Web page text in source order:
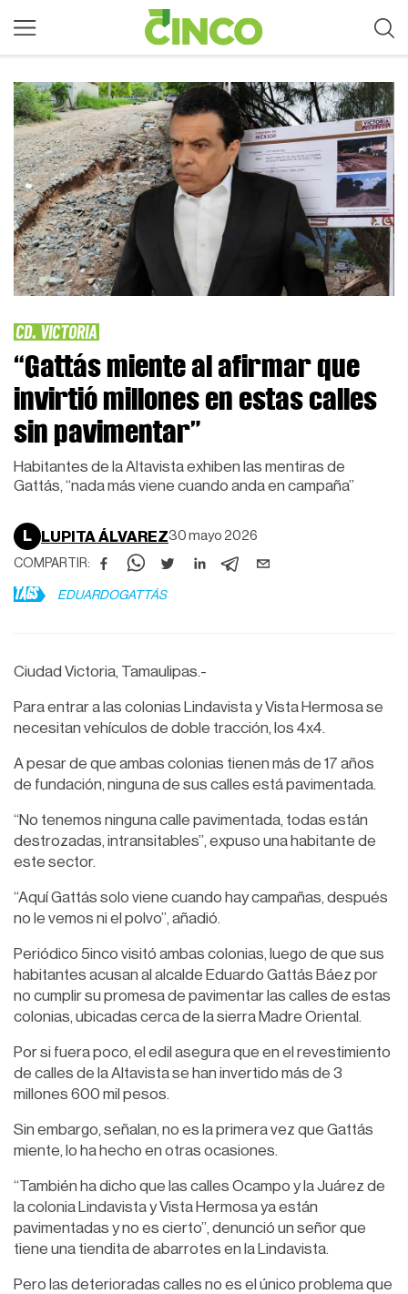
CD. VICTORIA
“Gattás miente al afirmar que
invirtió millones en estas calles
sin pavimentar”
Habitantes de la Altavista exhiben las mentiras de
Gattás, “nada más viene cuando anda en campaña”
L LUPITA ÁLVAREZ30 mayo 2026
COMPARTIR:
TAGS EDUARDOGATTÁS
Ciudad Victoria, Tamaulipas.-
Para entrar a las colonias Lindavista y Vista Hermosa se
necesitan vehículos de doble tracción, los 4x4.
A pesar de que ambas colonias tienen más de 17 años
de fundación, ninguna de sus calles está pavimentada.
“No tenemos ninguna calle pavimentada, todas están
destrozadas, intransitables”, expuso una habitante de
este sector.
“Aquí Gattás solo viene cuando hay campañas, después
no le vemos ni el polvo”, añadió.
Periódico 5inco visitó ambas colonias, luego de que sus
habitantes acusan al alcalde Eduardo Gattás Báez por
no cumplir su promesa de pavimentar las calles de estas
colonias, ubicadas cerca de la sierra Madre Oriental.
Por si fuera poco, el edil asegura que en el revestimiento
de calles de la Altavista se han invertido más de 3
millones 600 mil pesos.
Sin embargo, señalan, no es la primera vez que Gattás
miente, lo ha hecho en otras ocasiones.
“También ha dicho que las calles Ocampo y la Juárez de
la colonia Lindavista y Vista Hermosa ya están
pavimentadas y no es cierto”, denunció un señor que
tiene una tiendita de abarrotes en la Lindavista.
Pero las deterioradas calles no es el único problema que